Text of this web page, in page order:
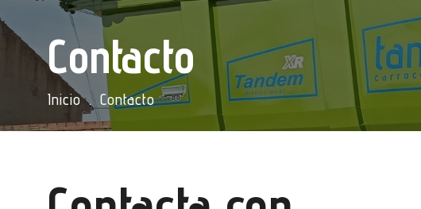
Contacto
Inicio . Contacto